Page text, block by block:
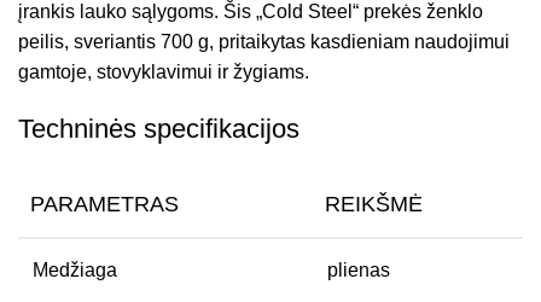
įrankis lauko sąlygoms. Šis „Cold Steel“ prekės ženklo
peilis, sveriantis 700 g, pritaikytas kasdieniam naudojimui
gamtoje, stovyklavimui ir žygiams.
Techninės specifikacijos
PARAMETRAS REIKŠMĖ
Medžiaga plienas